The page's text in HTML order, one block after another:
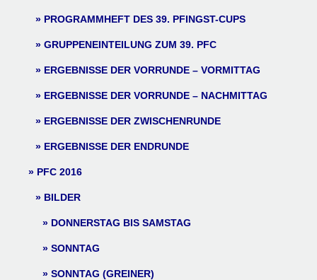
PROGRAMMHEFT DES 39. PFINGST-CUPS
GRUPPENEINTEILUNG ZUM 39. PFC
ERGEBNISSE DER VORRUNDE – VORMITTAG
ERGEBNISSE DER VORRUNDE – NACHMITTAG
ERGEBNISSE DER ZWISCHENRUNDE
ERGEBNISSE DER ENDRUNDE
PFC 2016
BILDER
DONNERSTAG BIS SAMSTAG
SONNTAG
SONNTAG (GREINER)